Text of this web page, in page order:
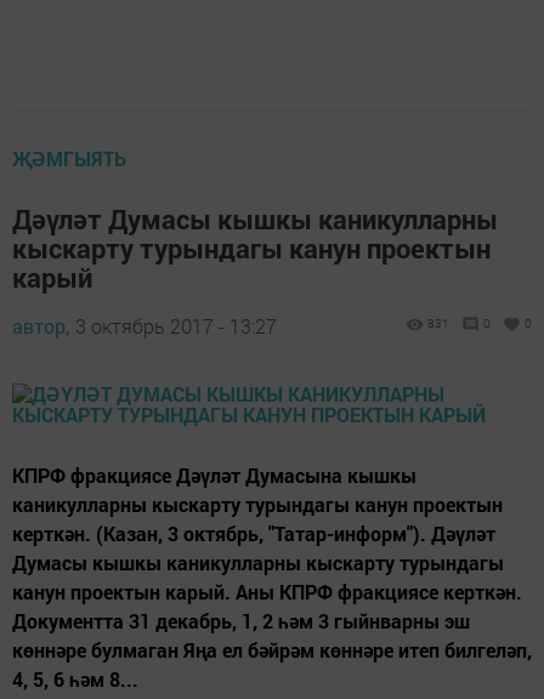
ҖӘМГЫЯТЬ
Дәүләт Думасы кышкы каникулларны
кыскарту турындагы канун проектын
карый
автор, 3 октябрь 2017 - 13:27 831 0 0
КПРФ фракциясе Дәүләт Думасына кышкы
каникулларны кыскарту турындагы канун проектын
керткән. (Казан, 3 октябрь, "Татар-информ"). Дәүләт
Думасы кышкы каникулларны кыскарту турындагы
канун проектын карый. Аны КПРФ фракциясе керткән.
Документта 31 декабрь, 1, 2 һәм 3 гыйнварны эш
көннәре булмаган Яңа ел бәйрәм көннәре итеп билгеләп,
4, 5, 6 һәм 8...